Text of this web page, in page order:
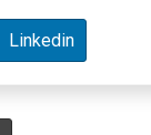
Linkedin